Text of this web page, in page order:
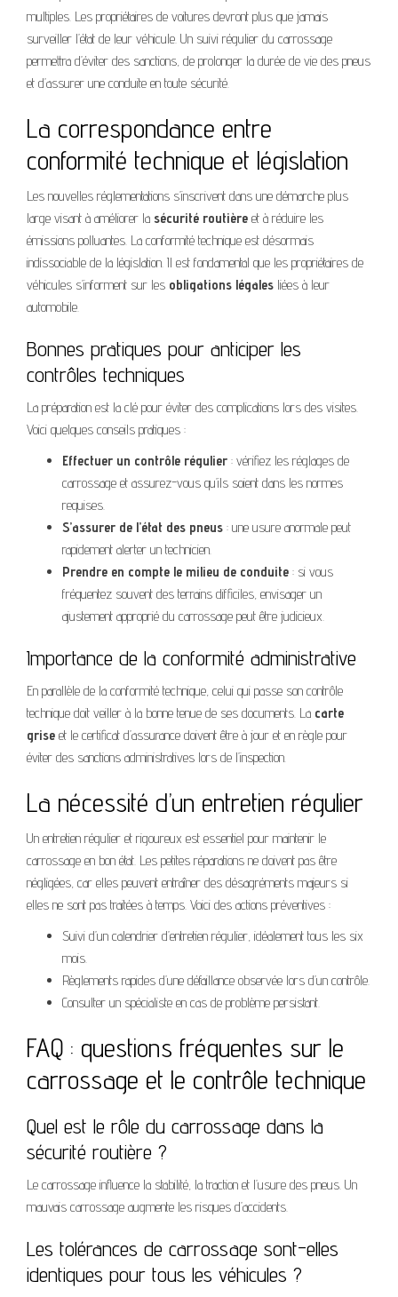
multiples. Les propriétaires de voitures devront plus que jamais
surveiller l’état de leur véhicule. Un suivi régulier du carrossage
permettra d’éviter des sanctions, de prolonger la durée de vie des pneus
et d’assurer une conduite en toute sécurité.
La correspondance entre
conformité technique et législation
Les nouvelles réglementations s’inscrivent dans une démarche plus
large visant à améliorer la sécurité routière et à réduire les
émissions polluantes. La conformité technique est désormais
indissociable de la législation. Il est fondamental que les propriétaires de
véhicules s’informent sur les obligations légales liées à leur
automobile.
Bonnes pratiques pour anticiper les
contrôles techniques
La préparation est la clé pour éviter des complications lors des visites.
Voici quelques conseils pratiques :
Effectuer un contrôle régulier : vérifiez les réglages de
carrossage et assurez-vous qu’ils soient dans les normes
requises.
S’assurer de l’état des pneus : une usure anormale peut
rapidement alerter un technicien.
Prendre en compte le milieu de conduite : si vous
fréquentez souvent des terrains difficiles, envisager un
ajustement approprié du carrossage peut être judicieux.
Importance de la conformité administrative
En parallèle de la conformité technique, celui qui passe son contrôle
technique doit veiller à la bonne tenue de ses documents. La carte
grise et le certificat d’assurance doivent être à jour et en règle pour
éviter des sanctions administratives lors de l’inspection.
La nécessité d’un entretien régulier
Un entretien régulier et rigoureux est essentiel pour maintenir le
carrossage en bon état. Les petites réparations ne doivent pas être
négligées, car elles peuvent entraîner des désagréments majeurs si
elles ne sont pas traitées à temps. Voici des actions préventives :
Suivi d’un calendrier d’entretien régulier, idéalement tous les six
mois.
Règlements rapides d’une défaillance observée lors d’un contrôle.
Consulter un spécialiste en cas de problème persistant.
FAQ : questions fréquentes sur le
carrossage et le contrôle technique
Quel est le rôle du carrossage dans la
sécurité routière ?
Le carrossage influence la stabilité, la traction et l’usure des pneus. Un
mauvais carrossage augmente les risques d’accidents.
Les tolérances de carrossage sont-elles
identiques pour tous les véhicules ?